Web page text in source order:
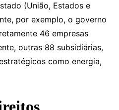
(União, Estados e
por exemplo, o governo
46 empresas
outras 88 subsidiárias,
como energia,